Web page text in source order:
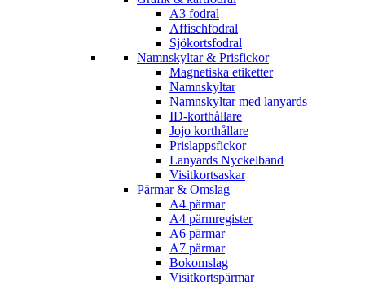
A3 fodral
Affischfodral
Sjökortsfodral
Namnskyltar & Prisfickor
Magnetiska etiketter
Namnskyltar
Namnskyltar med lanyards
ID-korthållare
Jojo korthållare
Prislappsfickor
Lanyards Nyckelband
Visitkortsaskar
Pärmar & Omslag
A4 pärmar
A4 pärmregister
A6 pärmar
A7 pärmar
Bokomslag
Visitkortspärmar